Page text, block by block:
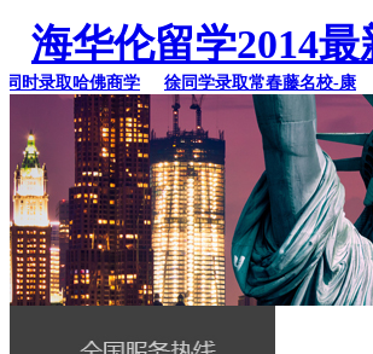
海华伦留学2014
录取哈佛商学 徐同学录取常春藤名校-康 杨